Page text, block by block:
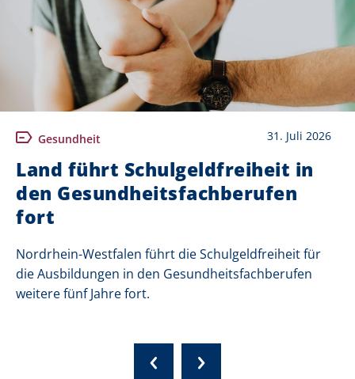
Gesundheit 31. Juli 2026
Land führt Schulgeldfreiheit in
den Gesundheitsfachberufen
fort
Nordrhein-Westfalen führt die Schulgeldfreiheit für
die Ausbildungen in den Gesundheitsfachberufen
weitere fünf Jahre fort.